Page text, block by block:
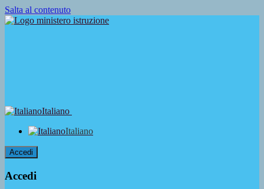
Salta al contenuto
Italiano
Italiano
Accedi
Accedi